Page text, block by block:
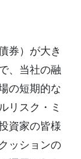
券）が大き
、当社の融
の短期的な
リスク・ミ
資家の皆様
ッションの